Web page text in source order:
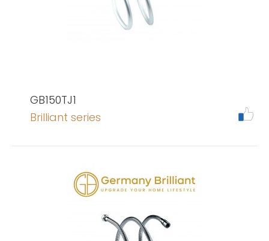
GB150TJ1
Brilliant series